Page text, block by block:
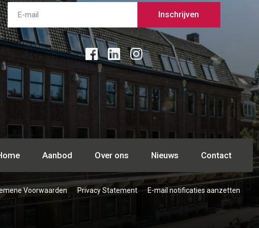
Inschrijven
Aanbod Over ons Nieuws Contact
Voorwaarden Privacy Statement E-mail notificaties aanzetten